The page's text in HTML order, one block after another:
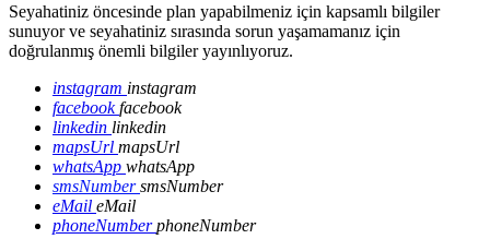
Seyahatiniz öncesinde plan yapabilmeniz için kapsamlı bilgiler
sunuyor ve seyahatiniz sırasında sorun yaşamamanız için
doğrulanmış önemli bilgiler yayınlıyoruz.
instagram instagram
facebookfacebook
linkedin linkedin
mapsUrl mapsUrl
whatsApp whatsApp
smsNumbersmsNumber
eMail eMail
phoneNumberphoneNumber